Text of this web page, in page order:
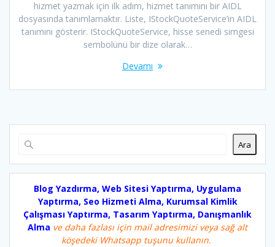
hizmet yazmak için ilk adım, hizmet tanımını bir AIDL
dosyasında tanımlamaktır. Liste, IStockQuoteService’in AIDL
tanımını gösterir. IStockQuoteService, hisse senedi simgesi
sembolünü bir dize olarak…
Devamı
Ara
Blog Yazdırma, Web Sitesi Yaptırma, Uygulama
Yaptırma, Seo Hizmeti Alma, Kurumsal Kimlik
Çalışması Yaptırma, Tasarım Yaptırma, Danışmanlık
Alma ve daha fazlası için mail adresimizi veya sağ alt
köşedeki Whatsapp tuşunu kullanın.